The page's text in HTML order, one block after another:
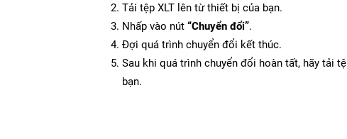
Tải tệp XLT lên từ thiết bị của bạn.
Nhấp vào nút “Chuyển đổi”.
Đợi quá trình chuyển đổi kết thúc.
Sau khi quá trình chuyển đổi hoàn tất, hãy tải
bạn.